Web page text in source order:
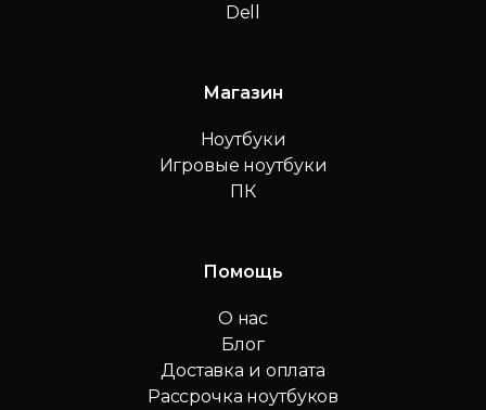
Dell
Магазин
Ноутбуки
Игровые ноутбуки
ПК
Помощь
О нас
Блог
Доставка и оплата
Рассрочка ноутбуков